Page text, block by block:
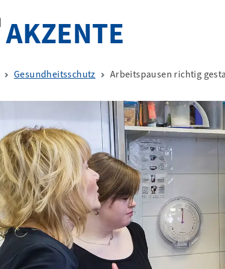
AKZENTE
Gesundheitsschutz Arbeitspausen richtig